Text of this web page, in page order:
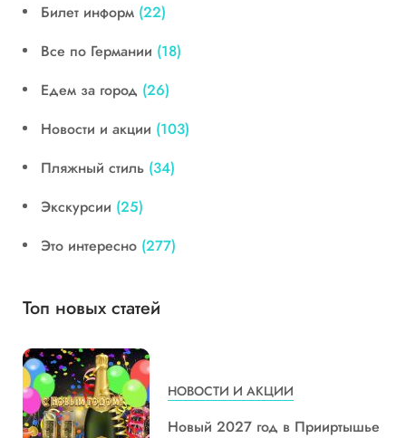
Билет информ (22)
Все по Германии (18)
Едем за город (26)
Новости и акции (103)
Пляжный стиль (34)
Экскурсии (25)
Это интересно (277)
Топ новых статей
НОВОСТИ И АКЦИИ
Новый 2027 год в Прииртышье